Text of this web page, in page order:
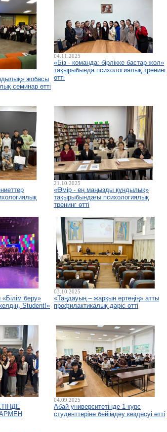
жобасы
семинар өтті
04.11.2025
«Біз - команда: бірлікке бастар жол»
тақырыбында психологиялық тренинг
өтті
21.10.2025
«Өмір - ең маңызды құндылық»
тақырыбындағы психологиялық
тренинг өтті
беру»
Student!»
03.10.2025
«Таңдауың – жарқын ертеңің» атты
профилактикалық дәріс өтті
04.09.2025
Абай университетінде 1-курс
студенттеріне бейімдеу кездесуі өтті